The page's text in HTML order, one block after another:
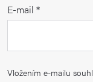
E-mail
Vložením e-mailu